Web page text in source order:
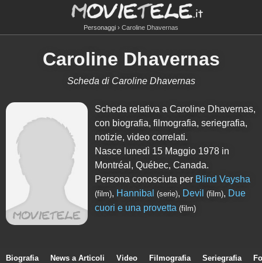
Personaggi Caroline Dhavernas
Caroline Dhavernas
Scheda di Caroline Dhavernas
Scheda relativa a Caroline Dhavernas,
con biografia, filmografia, seriegrafia,
notizie, video correlati.
Nasce lunedì 15 Maggio 1978 in
Montréal, Québec, Canada.
Persona conosciuta per Blind Vaysha
(film), Hannibal (serie), Devil (film), Due
cuori e una provetta (film)
Biografia News a Articoli Video Filmografia Seriegrafia